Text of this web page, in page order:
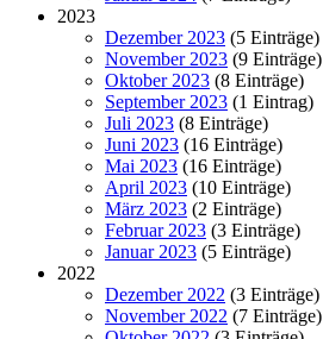
2023
Dezember 2023 (5 Einträge)
November 2023 (9 Einträge)
Oktober 2023 (8 Einträge)
September 2023 (1 Eintrag)
Juli 2023 (8 Einträge)
Juni 2023 (16 Einträge)
Mai 2023 (16 Einträge)
April 2023 (10 Einträge)
März 2023 (2 Einträge)
Februar 2023 (3 Einträge)
Januar 2023 (5 Einträge)
2022
Dezember 2022 (3 Einträge)
November 2022 (7 Einträge)